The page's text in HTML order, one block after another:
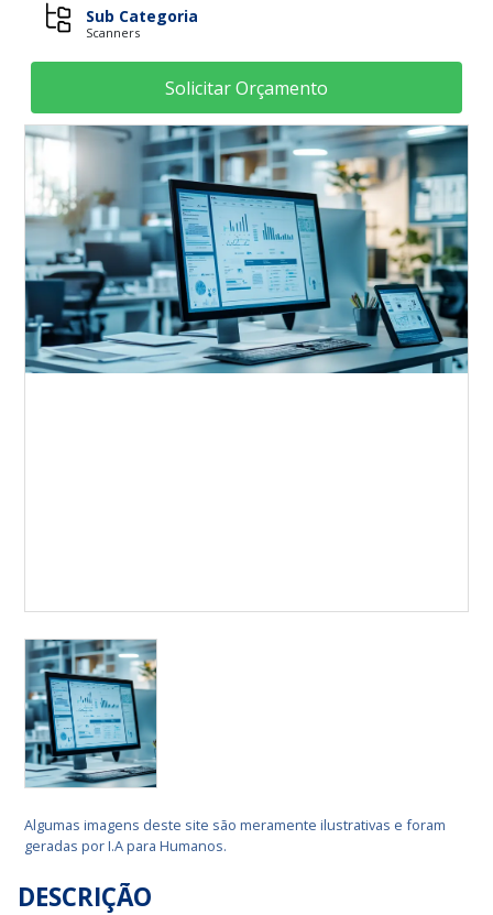
Sub Categoria
Scanners
Solicitar Orçamento
Algumas imagens deste site são meramente ilustrativas e foram
geradas por I.A para Humanos.
DESCRIÇÃO